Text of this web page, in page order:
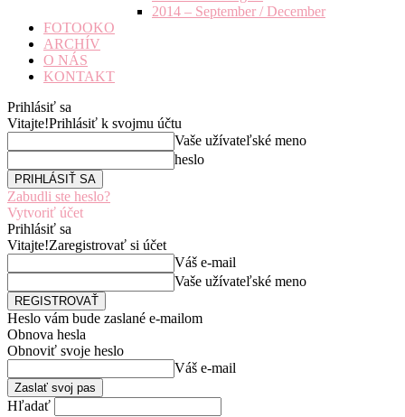
2014 – September / December
FOTOOKO
ARCHÍV
O NÁS
KONTAKT
Prihlásiť sa
Vitajte!Prihlásiť k svojmu účtu
Vaše užívateľské meno
heslo
Zabudli ste heslo?
Vytvoriť účet
Prihlásiť sa
Vitajte!Zaregistrovať si účet
Váš e-mail
Vaše užívateľské meno
Heslo vám bude zaslané e-mailom
Obnova hesla
Obnoviť svoje heslo
Váš e-mail
Hľadať